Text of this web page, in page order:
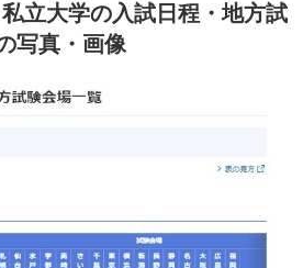
私立大学の入試日程・地方試
写真・画像